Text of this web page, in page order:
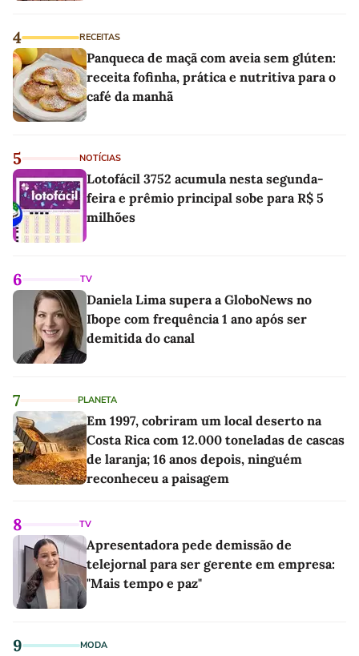
4 RECEITAS
Panqueca de maçã com aveia sem glúten:
receita fofinha, prática e nutritiva para o
café da manhã
5 NOTÍCIAS
Lotofácil 3752 acumula nesta segunda-
feira e prêmio principal sobe para R$ 5
milhões
6 TV
Daniela Lima supera a GloboNews no
Ibope com frequência 1 ano após ser
demitida do canal
7 PLANETA
Em 1997, cobriram um local deserto na
Costa Rica com 12.000 toneladas de cascas
de laranja; 16 anos depois, ninguém
reconheceu a paisagem
8 TV
Apresentadora pede demissão de
telejornal para ser gerente em empresa:
"Mais tempo e paz"
9 MODA